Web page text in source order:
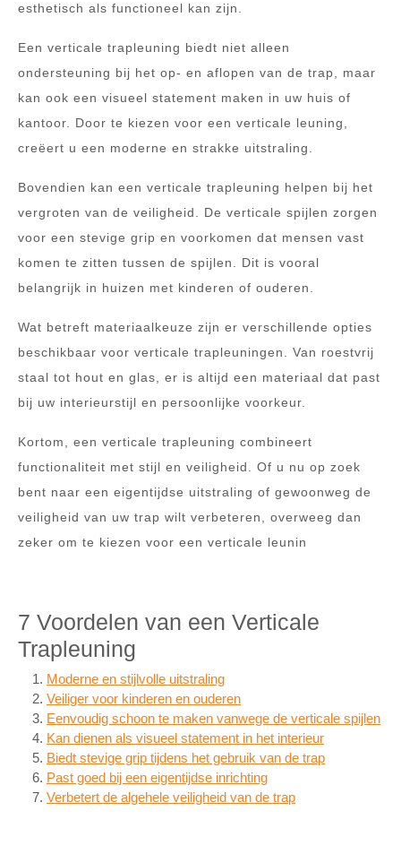
esthetisch als functioneel kan zijn.
Een verticale trapleuning biedt niet alleen
ondersteuning bij het op- en aflopen van de trap, maar
kan ook een visueel statement maken in uw huis of
kantoor. Door te kiezen voor een verticale leuning,
creëert u een moderne en strakke uitstraling.
Bovendien kan een verticale trapleuning helpen bij het
vergroten van de veiligheid. De verticale spijlen zorgen
voor een stevige grip en voorkomen dat mensen vast
komen te zitten tussen de spijlen. Dit is vooral
belangrijk in huizen met kinderen of ouderen.
Wat betreft materiaalkeuze zijn er verschillende opties
beschikbaar voor verticale trapleuningen. Van roestvrij
staal tot hout en glas, er is altijd een materiaal dat past
bij uw interieurstijl en persoonlijke voorkeur.
Kortom, een verticale trapleuning combineert
functionaliteit met stijl en veiligheid. Of u nu op zoek
bent naar een eigentijdse uitstraling of gewoonweg de
veiligheid van uw trap wilt verbeteren, overweeg dan
zeker om te kiezen voor een verticale leunin
7 Voordelen van een Verticale
Trapleuning
Moderne en stijlvolle uitstraling
Veiliger voor kinderen en ouderen
Eenvoudig schoon te maken vanwege de verticale spijlen
Kan dienen als visueel statement in het interieur
Biedt stevige grip tijdens het gebruik van de trap
Past goed bij een eigentijdse inrichting
Verbetert de algehele veiligheid van de trap